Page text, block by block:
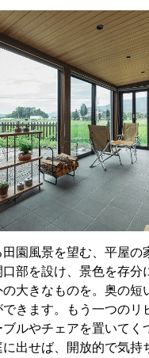
園風景を望む、平屋の
口部を設け、景色を存分
大きなものを。奥の短
きます。もう一つのリ
ルやチェアを置いてく
に出せば、開放的で気持